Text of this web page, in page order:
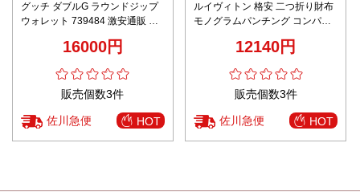
グッチ ダブルG ラウンドジップ
ウォレット 739484 激安通販 高
上げ レビュー高リピ率 確実に届
16000円
販売個数3件
佐川急便 HOT
ルイヴィトン 格安 二つ折り財布
モノグラムパンチング コンパク
12140円
販売個数3件
佐川急便 HOT